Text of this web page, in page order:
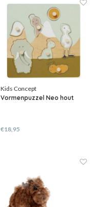
Kids Concept
Vormenpuzzel Neo hout
€18,95